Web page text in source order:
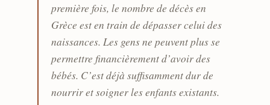
première fois, le nombre de décès en
Grèce est en train de dépasser celui des
naissances. Les gens ne peuvent plus se
permettre financièrement d’avoir des
bébés. C’est déjà suffisamment dur de
nourrir et soigner les enfants existants.